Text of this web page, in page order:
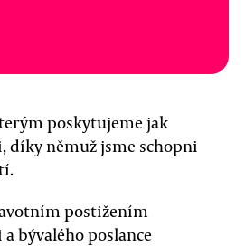
poskytujeme jak
díky němuž jsme schopni
postižením
bývalého poslance